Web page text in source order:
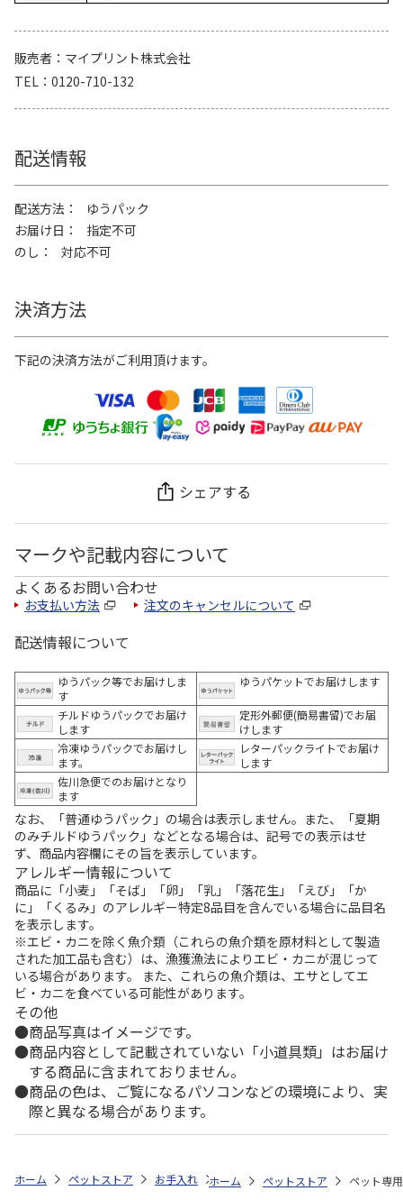
販売者
マイプリント株式会社
TEL
0120-710-132
配送情報
配送方法
ゆうパック
お届け日
指定不可
のし
対応不可
決済方法
下記の決済方法がご利用頂けます。
シェアする
マークや記載内容について
よくあるお問い合わせ
お支払い方法 注文のキャンセルについて
配送情報について
ゆうパック等でお届けしま
す
ゆうパケットでお届けします
チルドゆうパックでお届け
します
定形外郵便(簡易書留)でお届
けします
冷凍ゆうパックでお届けし
ます。
レターパックライトでお届け
します
佐川急便でのお届けとなり
ます
なお、「普通ゆうパック」の場合は表示しません。また、「夏期
のみチルドゆうパック」などとなる場合は、記号での表示はせ
ず、商品内容欄にその旨を表示しています。
アレルギー情報について
商品に「小麦」「そば」「卵」「乳」「落花生」「えび」「か
に」「くるみ」のアレルギー特定8品目を含んでいる場合に品目名
を表示します。
※エビ・カニを除く魚介類（これらの魚介類を原材料として製造
された加工品も含む）は、漁獲漁法によりエビ・カニが混じって
いる場合があります。 また、これらの魚介類は、エサとしてエ
ビ・カニを食べている可能性があります。
その他
商品写真はイメージです。
商品内容として記載されていない「小道具類」はお届け
する商品に含まれておりません。
商品の色は、ご覧になるパソコンなどの環境により、実
際と異なる場合があります。
ホーム ペットストア お手入れ ウェットティッシュ各種（猫用）
ホーム ペットストア ペット専